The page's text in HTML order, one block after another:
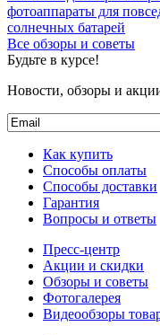
фотоаппараты для
солнечных батарей
Все обзоры и советы
Будьте в курсе!
Новости, обзоры и
Как купить
Способы оплаты
Способы доставки
Гарантия
Вопросы и ответы
Пресс-центр
Акции и скидки
Обзоры и советы
Фотогалерея
Видеообзоры